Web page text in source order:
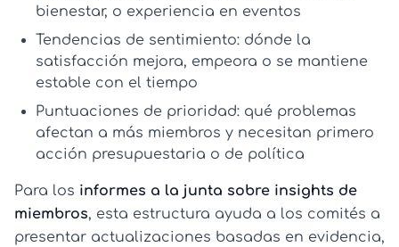
bienestar, o experiencia en eventos
Tendencias de sentimiento: dónde la
satisfacción mejora, empeora o se mantiene
estable con el tiempo
Puntuaciones de prioridad: qué problemas
afectan a más miembros y necesitan primero
acción presupuestaria o de política
Para los informes a la junta sobre insights de
miembros, esta estructura ayuda a los comités a
presentar actualizaciones basadas en evidencia,